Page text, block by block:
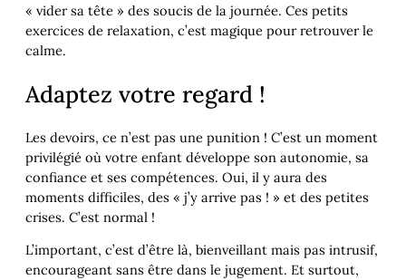
« vider sa tête » des soucis de la journée. Ces petits
exercices de relaxation, c’est magique pour retrouver le
calme.
Adaptez votre regard !
Les devoirs, ce n’est pas une punition ! C’est un moment
privilégié où votre enfant développe son autonomie, sa
confiance et ses compétences. Oui, il y aura des
moments difficiles, des « j’y arrive pas ! » et des petites
crises. C’est normal !
L’important, c’est d’être là, bienveillant mais pas intrusif,
encourageant sans être dans le jugement. Et surtout,